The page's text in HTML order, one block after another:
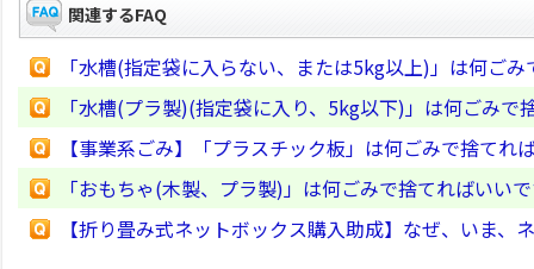
関連するFAQ
「水槽(指定袋に入らない、または5kg以上)」は何ご
「水槽(プラ製)(指定袋に入り、5kg以下)」は何ごみで
【事業系ごみ】「プラスチック板」は何ごみで捨てれ
「おもちゃ(木製、プラ製)」は何ごみで捨てればいい
【折り畳み式ネットボックス購入助成】なぜ、いま